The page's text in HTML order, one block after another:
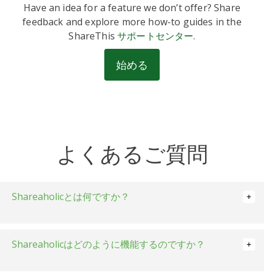
Have an idea for a feature we don’t offer? Share
feedback and explore more how-to guides in the
ShareThisサポートセンター.
始める
よくあるご質問
Shareaholicとは何ですか？
Shareaholicはどのように機能するのですか？